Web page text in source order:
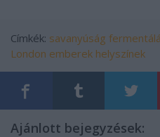
Címkék: savanyúság
London emberek helyszínek
Ajánlott bejegyzések: